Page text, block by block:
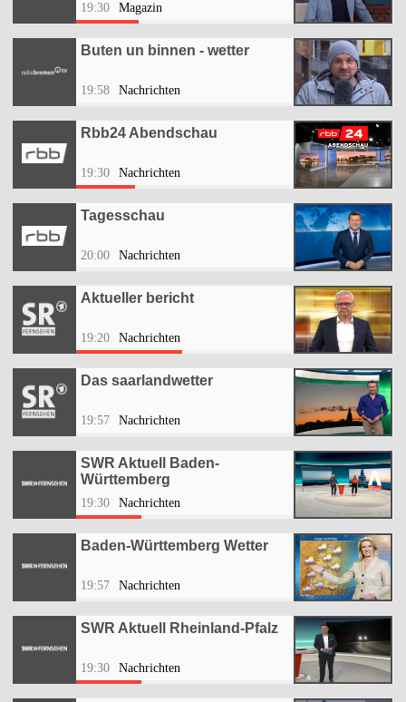
19:30 Magazin
Buten un binnen - wetter
19:58 Nachrichten
Rbb24 Abendschau
19:30 Nachrichten
Tagesschau
20:00 Nachrichten
Aktueller bericht
19:20 Nachrichten
Das saarlandwetter
19:57 Nachrichten
SWR Aktuell Baden-
Württemberg
19:30 Nachrichten
Baden-Württemberg Wetter
19:57 Nachrichten
SWR Aktuell Rheinland-Pfalz
19:30 Nachrichten